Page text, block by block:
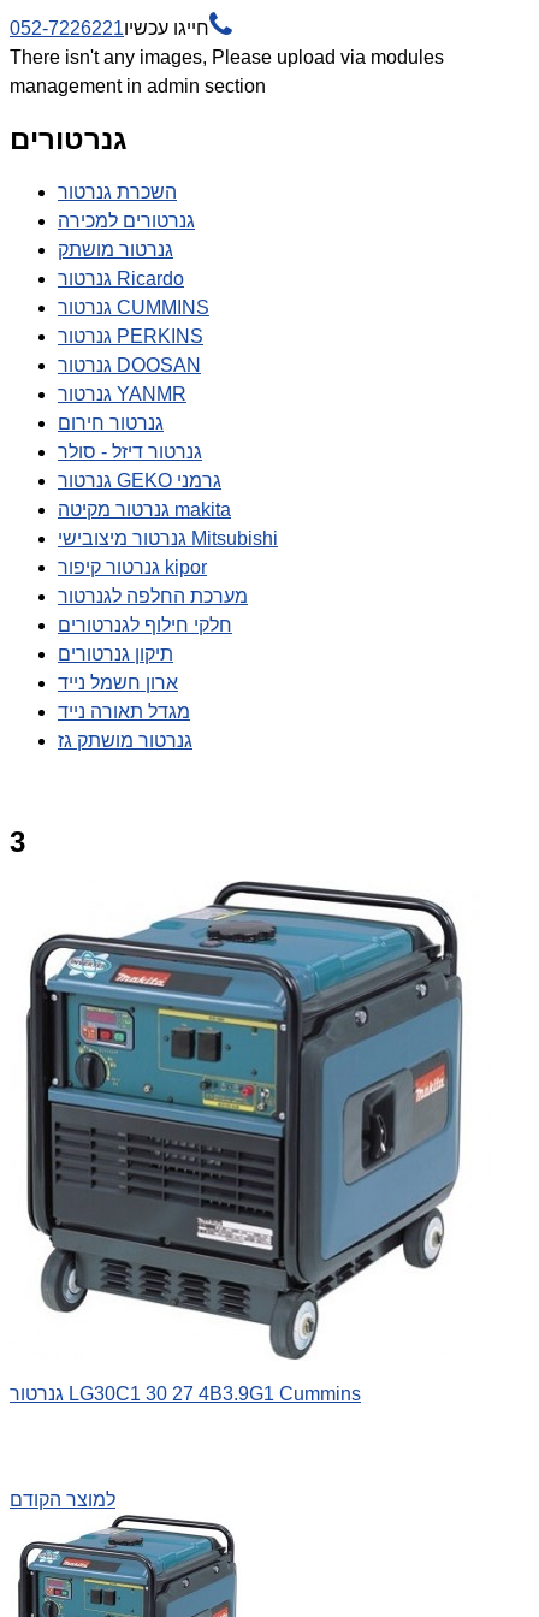
חייגו עכשיו052-7226221 
There isn't any images, Please upload via modules
management in admin section
גנרטורים
השכרת גנרטור
גנרטורים למכירה
גנרטור מושתק
גנרטור Ricardo
גנרטור CUMMINS
גנרטור PERKINS
גנרטור DOOSAN
גנרטור YANMR
גנרטור חירום
גנרטור דיזל - סולר
גנרטור GEKO גרמני
גנרטור מקיטה makita
גנרטור מיצובישי Mitsubishi
גנרטור קיפור kipor
מערכת החלפה לגנרטור
חלקי חילוף לגנרטורים
תיקון גנרטורים
ארון חשמל נייד
מגדל תאורה נייד
גנרטור מושתק גז
3
גנרטור LG30C1 30 27 4B3.9G1 Cummins
למוצר הקודם